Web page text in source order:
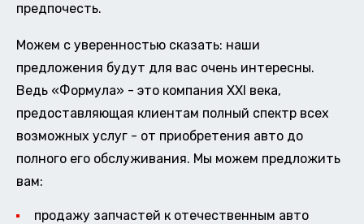
предпочесть.
Можем с уверенностью сказать: наши
предложения будут для вас очень интересны.
Ведь «Формула» - это компания XXI века,
предоставляющая клиентам полный спектр всех
возможных услуг - от приобретения авто до
полного его обслуживания. Мы можем предложить
вам:
продажу запчастей к отечественным авто